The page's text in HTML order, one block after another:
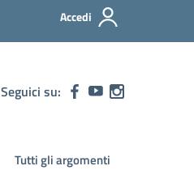
Accedi
Seguici su:
Tutti gli argomenti